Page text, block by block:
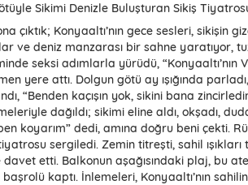
Sikimi Denizle Buluşturan Sikiş
çıktık; Konyaaltı’nın gece sesleri, sikişin
ve deniz manzarası bir sahne yaratıyor,
seksi adımlarla yürüdü,
yere attı. Dolgun götü ay ışığında
“Benden kaçışın yok, sikini bana
dağıldı; sikimi eline aldı, okşadı,
koyarım” dedi, amına doğru beni çekti.
sergiledi. Zemin titreşti, sahil
etti. Balkonun aşağısındaki plaj, bu
kaptı. İnlemeleri, Konyaaltı’nın